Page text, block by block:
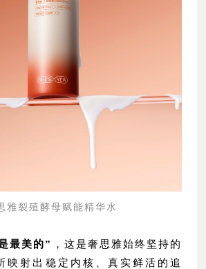
雅裂殖酵母赋能精华水
最美的”
，这是奢思雅始终坚持的
映射出稳定内核、真实鲜活的追